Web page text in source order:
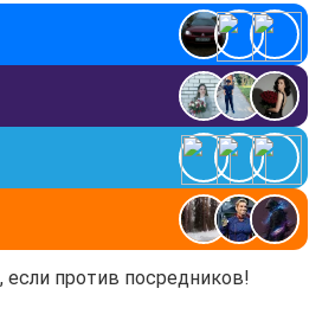
если против посредников!